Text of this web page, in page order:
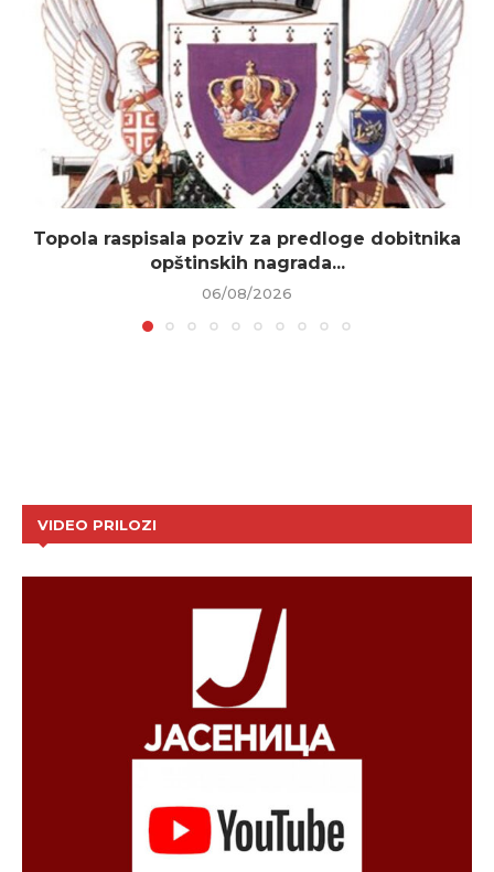
Topola raspisala poziv za predloge dobitnika
opštinskih nagrada...
06/08/2026
VIDEO PRILOZI